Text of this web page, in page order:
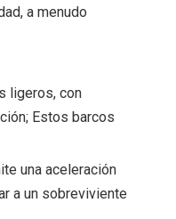
a menudo
ligeros, con
Estos barcos
una aceleración
a un sobreviviente